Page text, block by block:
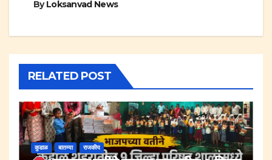
ByLoksanvad News
RELATED POST
कुडाळ बातम्या राजकीय